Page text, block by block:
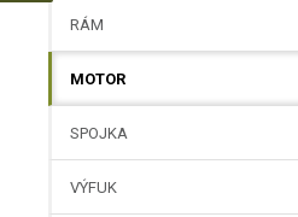
RÁM
MOTOR
SPOJKA
VÝFUK